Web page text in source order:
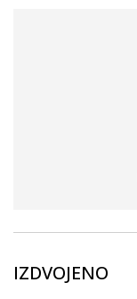
IZDVOJENO